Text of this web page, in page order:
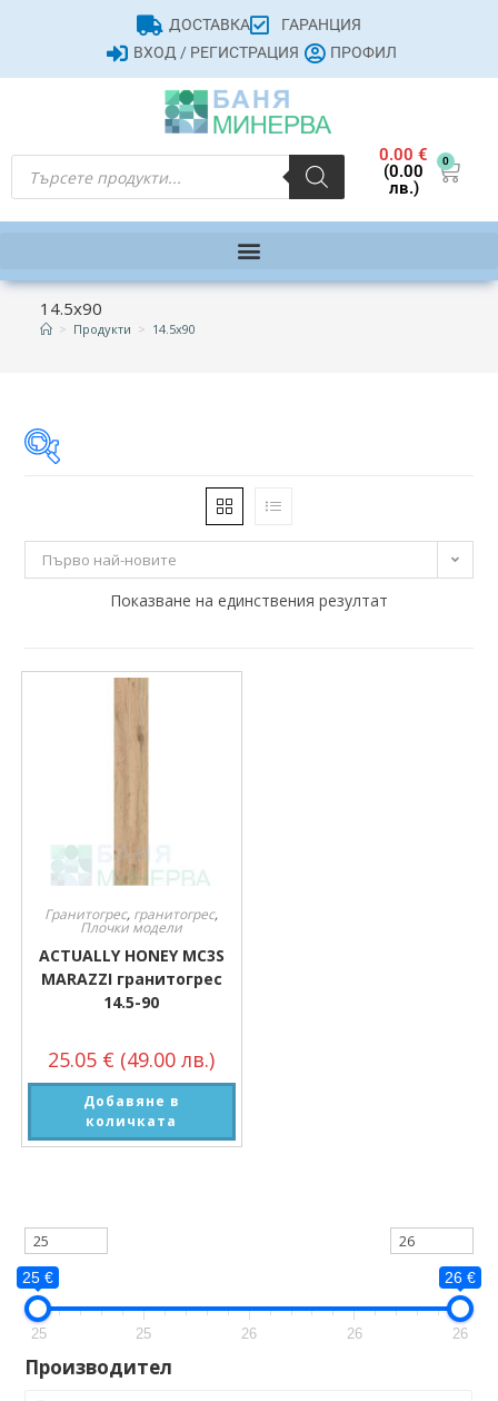
ДОСТАВКА
ГАРАНЦИЯ
ВХОД / РЕГИСТРАЦИЯ
ПРОФИЛ
0.00€
(0.00
лв.)
0
14.5x90
> Продукти > 14.5x90
25 € 26 €
25 26 26
Производител
Първо най-новите
Показване на единствения резултат
Гранитогрес, гранитогрес,
Плочки модели
ACTUALLY HONEY MC3S
MARAZZI гранитогрес
14.5-90
25.05 € (49.00 лв.)
Добавяне в
количката
25 € 26 €
25 25 26 26 26
Производител